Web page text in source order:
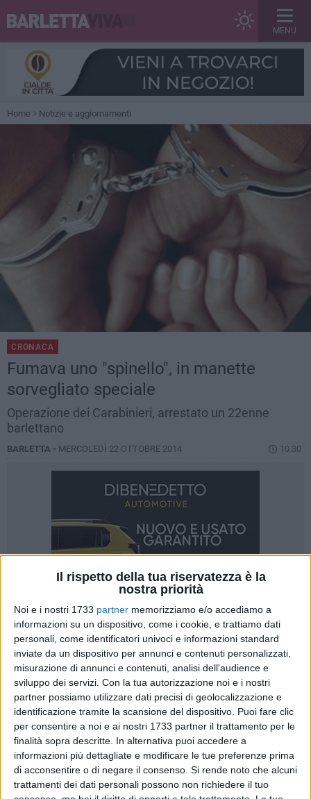
Il rispetto della tua riservatezza è la
nostra priorità
Noi e i nostri 1733 partner memorizziamo e/o accediamo a
informazioni su un dispositivo, come i cookie, e trattiamo dati
personali, come identificatori univoci e informazioni standard
inviate da un dispositivo per annunci e contenuti personalizzati,
misurazione di annunci e contenuti, analisi dell'audience e
sviluppo dei servizi. Con la tua autorizzazione noi e i nostri
partner possiamo utilizzare dati precisi di geolocalizzazione e
identificazione tramite la scansione del dispositivo. Puoi fare clic
per consentire a noi e ai nostri 1733 partner il trattamento per le
finalità sopra descritte. In alternativa puoi accedere a
informazioni più dettagliate e modificare le tue preferenze prima
di acconsentire o di negare il consenso. Si rende noto che alcuni
trattamenti dei dati personali possono non richiedere il tuo
MENU
Home Notizie e aggiornamenti
CRONACA
Fumava uno "spinello", in manette
sorvegliato speciale
Operazione dei Carabinieri, arrestato un 22enne
barlettano
BARLETTA - MERCOLEDÌ 22 OTTOBRE 2014 10.30
E' stato sorpreso mentre fumava uno "spinello"
accompagnato da un amico, ma gli obblighi di legge lo
vedevano ai domiciliari. Per questo i Carabinieri della
Stazione di Barletta hanno arrestato un 22enne sorvegliato
speciale del luogo con l'accusa di violazione degli obblighi